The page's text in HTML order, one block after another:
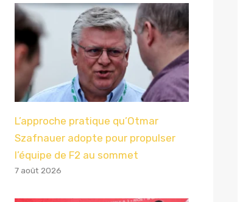
L’approche pratique qu’Otmar
Szafnauer adopte pour propulser
l’équipe de F2 au sommet
7 août 2026